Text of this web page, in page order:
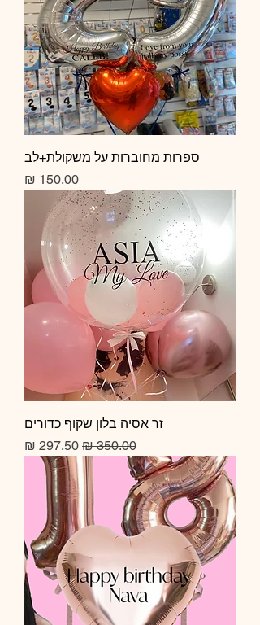
ספרות מחוברות על משקולת+לב
מחיר
זר אסיה בלון שקוף כדורים
מחיר רגיל מחיר מבצע